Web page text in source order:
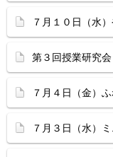
７月１０日（水
第３回授業研究会
７月４日（金）
７月３日（水）